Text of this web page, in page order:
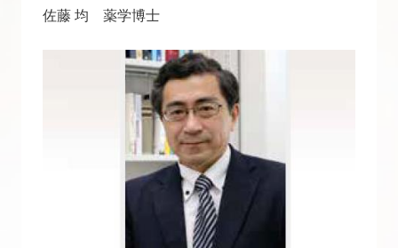
佐藤 均 薬学博士